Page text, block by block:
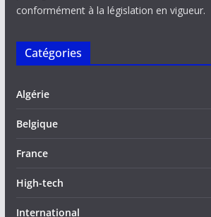
conformément à la législation en vigueur.
Catégories
Algérie
Belgique
France
High-tech
International